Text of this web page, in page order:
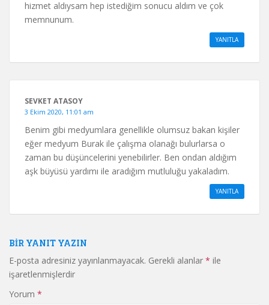
hizmet aldıysam hep istediğim sonucu aldım ve çok
memnunum.
YANITLA
SEVKET ATASOY
3 Ekim 2020, 11:01 am
Benim gibi medyumlara genellikle olumsuz bakan kişiler
eğer medyum Burak ile çalışma olanağı bulurlarsa o
zaman bu düşüncelerini yenebilirler. Ben ondan aldığım
aşk büyüsü yardımı ile aradığım mutluluğu yakaladım.
YANITLA
BIR YANIT YAZIN
E-posta adresiniz yayınlanmayacak. Gerekli alanlar * ile
işaretlenmişlerdir
Yorum *